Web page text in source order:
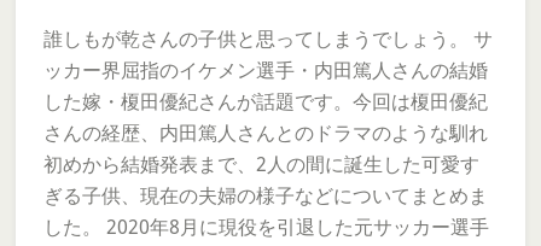
誰しもが乾さんの子供と思ってしまうでしょう。 サ
ッカー界屈指のイケメン選手・内田篤人さんの結婚
した嫁・榎田優紀さんが話題です。今回は榎田優紀
さんの経歴、内田篤人さんとのドラマのような馴れ
初めから結婚発表まで、2人の間に誕生した可愛す
ぎる子供、現在の夫婦の様子などについてまとめま
した。 2020年8月に現役を引退した元サッカー選手